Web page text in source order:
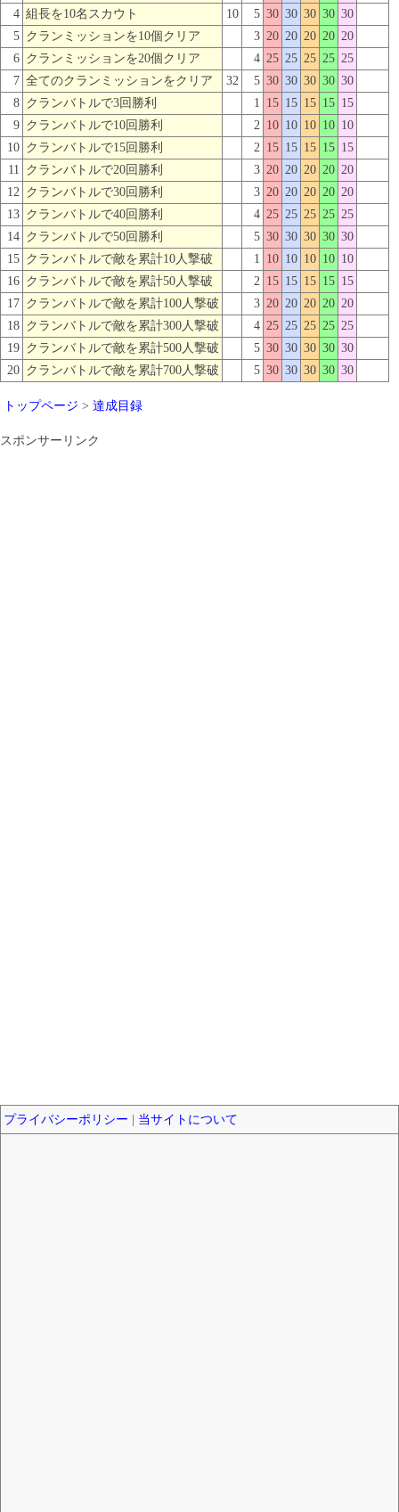
4 組長を10名スカウト 10 5 30 30 30 30 30
5 クランミッションを10個クリア 3 20 20 20 20 20
6 クランミッションを20個クリア 4 25 25 25 25 25
7 全てのクランミッションをクリア 32 5 30 30 30 30 30
8 クランバトルで3回勝利 1 15 15 15 15 15
9 クランバトルで10回勝利 2 10 10 10 10 10
10 クランバトルで15回勝利 2 15 15 15 15 15
11 クランバトルで20回勝利 3 20 20 20 20 20
12 クランバトルで30回勝利 3 20 20 20 20 20
13 クランバトルで40回勝利 4 25 25 25 25 25
14 クランバトルで50回勝利 5 30 30 30 30 30
15 クランバトルで敵を累計10人撃破 1 10 10 10 10 10
16 クランバトルで敵を累計50人撃破 2 15 15 15 15 15
17 クランバトルで敵を累計100人撃破 3 20 20 20 20 20
18 クランバトルで敵を累計300人撃破 4 25 25 25 25 25
19 クランバトルで敵を累計500人撃破 5 30 30 30 30 30
20 クランバトルで敵を累計700人撃破 5 30 30 30 30 30
トップページ > 達成目録
スポンサーリンク
プライバシーポリシー 当サイトについて